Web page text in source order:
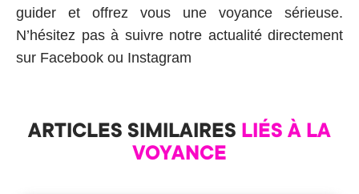
guider et offrez vous une voyance sérieuse.
N’hésitez pas à suivre notre actualité directement
sur Facebook ou Instagram
ARTICLES SIMILAIRES LIÉS À LA
VOYANCE